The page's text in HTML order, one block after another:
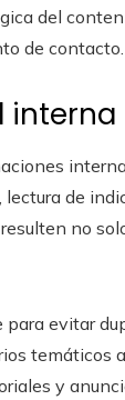
del
de contacto.
interna
de
no
evitar
temáticos
y